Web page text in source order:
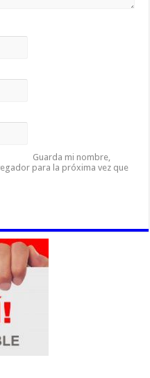
Guarda mi nombre,
para la próxima vez que